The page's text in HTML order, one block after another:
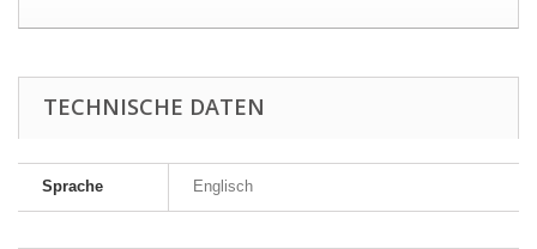
TECHNISCHE DATEN
Sprache Englisch